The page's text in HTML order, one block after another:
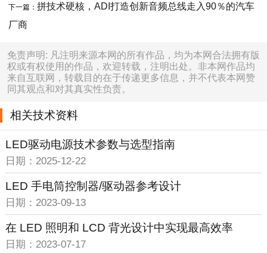
下一篇：拼技术硬核，ADI打造创新音频总线走入90％的汽车
厂商
免责声明: 凡注明来源本网的所有作品，均为本网合法拥有版
权或有权使用的作品，欢迎转载，注明出处。非本网作品均
来自互联网，转载目的在于传递更多信息，并不代表本网赞
同其观点和对其真实性负责。
相关技术资料
LED驱动电源技术参数与选型指南
日期：2025-12-22
LED 手电筒控制器/驱动器参考设计
日期：2023-09-13
在 LED 照明和 LCD 背光设计中实现最高效率
日期：2023-07-17